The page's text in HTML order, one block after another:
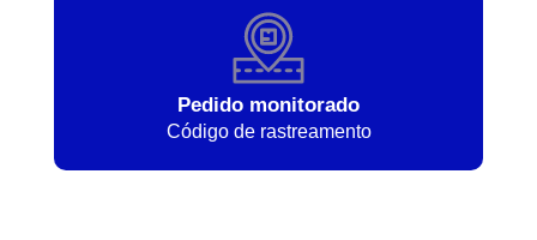
Pedido monitorado
Código de rastreamento